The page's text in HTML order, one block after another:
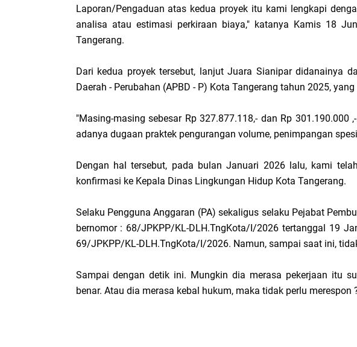
Laporan/Pengaduan atas kedua proyek itu kami lengkapi
analisa atau estimasi perkiraan biaya," katanya Kamis 18
Tangerang.
Dari kedua proyek tersebut, lanjut Juara Sianipar didanainya
Daerah - Perubahan (APBD - P) Kota Tangerang tahun 2025,
"Masing-masing sebesar Rp 327.877.118,- dan Rp
adanya dugaan praktek pengurangan volume, penimpangan
Dengan hal tersebut, pada bulan Januari 2026 lalu, kami
konfirmasi ke Kepala Dinas Lingkungan Hidup Kota Tangerang.
Selaku Pengguna Anggaran (PA) sekaligus selaku Pejabat
bernomor : 68/JPKPP/KL-DLH.TngKota/I/2026 tertanggal 19
69/JPKPP/KL-DLH.TngKota/I/2026. Namun, sampai saat ini,
Sampai dengan detik ini. Mungkin dia merasa pekerjaan itu
benar. Atau dia merasa kebal hukum, maka tidak perlu merespon